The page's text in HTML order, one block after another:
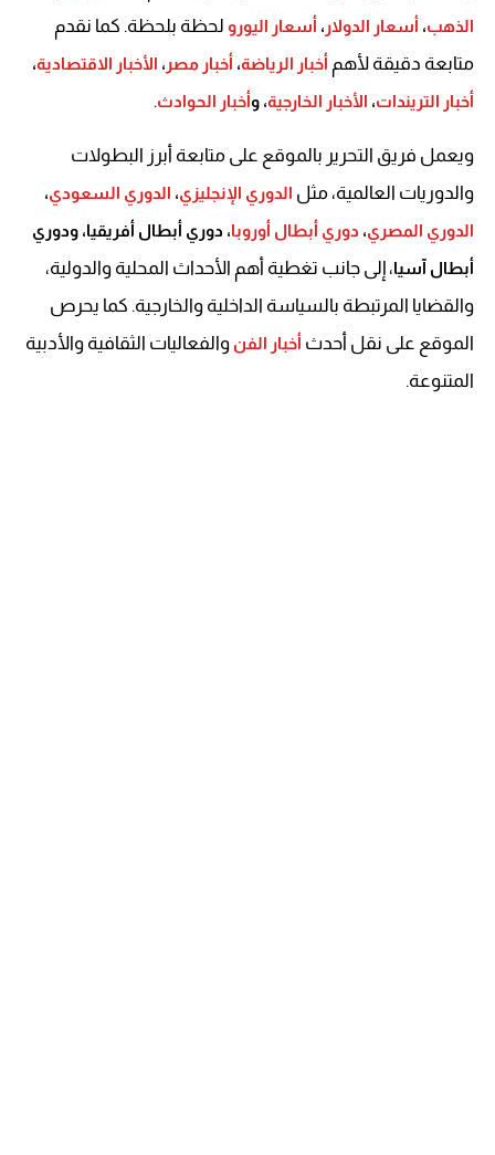
الذهب، أسعار الدولار ، أسعار اليورولحظة بلحظة. كما نقدم
متابعة دقيقة لأهم أخبار الرياضة، أخبار مصر ، الأخبار الاقتصادية،
أخبار التريندات، الأخبار الخارجية، وأخبار الحوادث.
ويعمل فريق التحرير بالموقع على متابعة أبرز البطولات
والدوريات العالمية، مثل الدوري الإنجليزي، الدوري السعودي،
الدوري المصري، دوري أبطال أوروبا، دوري أبطال أفريقيا، ودوري
أبطال آسيا، إلى جانب تغطية أهم الأحداث المحلية والدولية،
والقضايا المرتبطة بالسياسة الداخلية والخارجية. كما يحرص
الموقع على نقل أحدث أخبار الفن والفعاليات الثقافية والأدبية
المتنوعة.